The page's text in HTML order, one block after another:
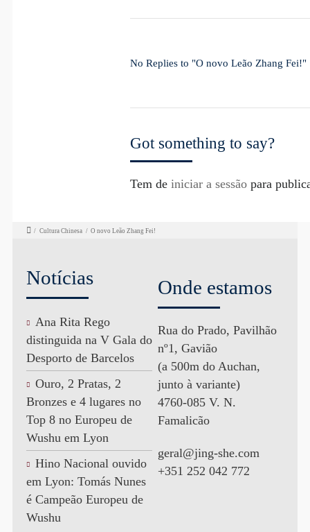
No Replies to "O novo Leão Zhang Fei!"
Got something to say?
Tem de iniciar a sessãopara
/ Cultura Chinesa / O novo Leão Zhang Fei!
Notícias
Ana Rita Rego
distinguida na V Gala do
Desporto de Barcelos
Ouro, 2 Pratas, 2
Bronzes e 4 lugares no
Top 8 no Europeu de
Wushu em Lyon
Hino Nacional ouvido
em Lyon: Tomás Nunes
é Campeão Europeu de
Wushu
Onde estamos
Rua do Prado, Pavilhão
nº1, Gavião
(a 500m do Auchan,
junto à variante)
4760-085 V. N.
Famalicão
geral@jing-she.com
+351 252 042 772